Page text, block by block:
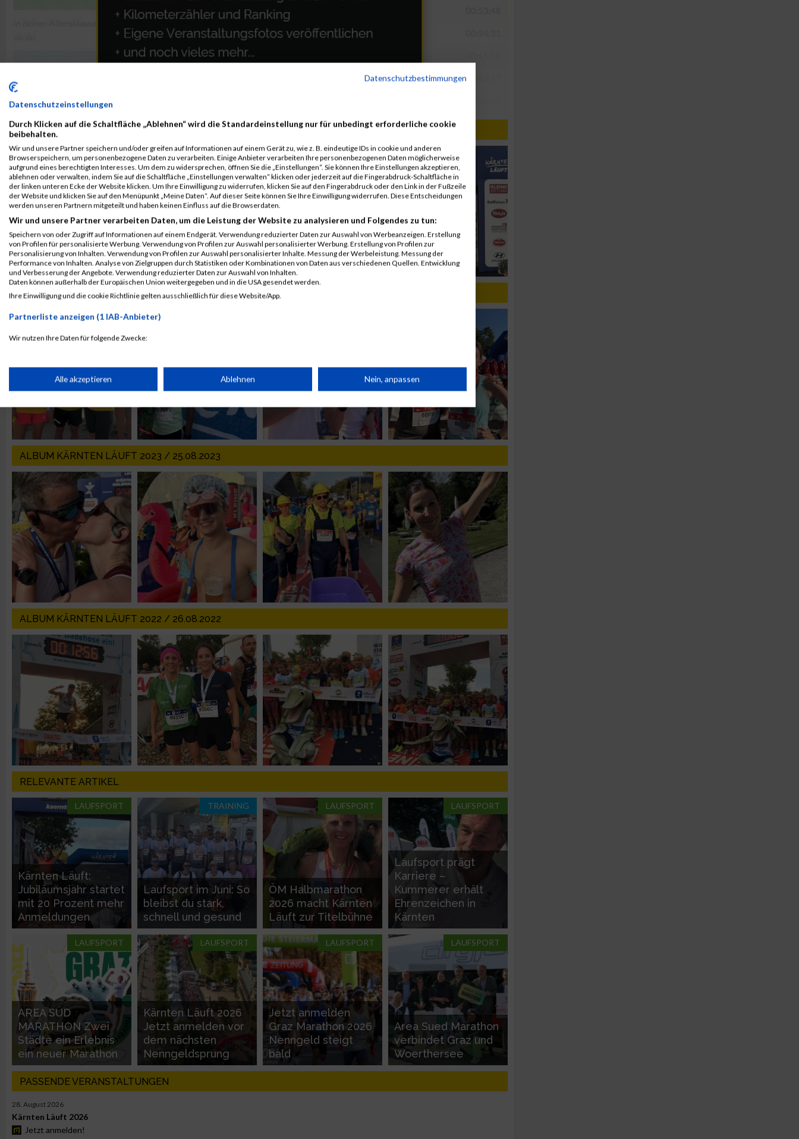
ALBUM KÄRNTEN LÄUFT / 31.08.2025
ALBUM KÄRNTEN LÄUFT 2024 / 25.08.2024
ALBUM KÄRNTEN LÄUFT 2023 / 25.08.2023
ALBUM KÄRNTEN LÄUFT 2022 / 26.08.2022
RELEVANTE ARTIKEL
LAUFSPORT
Kärnten Läuft:
Jubiläumsjahr startet
mit 20 Prozent mehr
Anmeldungen
TRAINING
Laufsport im Juni: So
bleibst du stark,
schnell und gesund
LAUFSPORT
ÖM Halbmarathon
2026 macht Kärnten
Läuft zur Titelbühne
LAUFSPORT
Laufsport prägt
Karriere –
Kummerer erhält
Ehrenzeichen in
Kärnten
LAUFSPORT
AREA SÜD
MARATHON Zwei
Städte ein Erlebnis
ein neuer Marathon
LAUFSPORT
Kärnten Läuft 2026
Jetzt anmelden vor
dem nächsten
Nenngeldsprung
LAUFSPORT
Jetzt anmelden
Graz Marathon 2026
Nenngeld steigt
bald
LAUFSPORT
Area Sued Marathon
verbindet Graz und
Woerthersee
PASSENDE VERANSTALTUNGEN
28. August 2026
Kärnten Läuft 2026
Jetzt anmelden!
Datenschutzbestimmungen
Datenschutzeinstellungen
Durch Klicken auf die Schaltfläche „Ablehnen“ wird die Standardeinstellung nur für unbedingt erforderliche cookie
beibehalten.
Wir und unsere Partner speichern und/oder greifen auf Informationen auf einem Gerät zu, wie z. B. eindeutige IDs in cookie und anderen
Browserspeichern, um personenbezogene Daten zu verarbeiten. Einige Anbieter verarbeiten Ihre personenbezogenen Daten möglicherweise
aufgrund eines berechtigten Interesses. Um dem zu widersprechen, öffnen Sie die „Einstellungen“. Sie können Ihre Einstellungen akzeptieren,
ablehnen oder verwalten, indem Sie auf die Schaltfläche „Einstellungen verwalten“ klicken oder jederzeit auf die Fingerabdruck-Schaltfläche in
der linken unteren Ecke der Website klicken. Um Ihre Einwilligung zu widerrufen, klicken Sie auf den Fingerabdruck oder den Link in der Fußzeile
der Website und klicken Sie auf den Menüpunkt „Meine Daten“. Auf dieser Seite können Sie Ihre Einwilligung widerrufen. Diese Entscheidungen
werden unseren Partnern mitgeteilt und haben keinen Einfluss auf die Browserdaten.
Wir und unsere Partner verarbeiten Daten, um die Leistung der Website zu analysieren und Folgendes zu tun:
Speichern von oder Zugriff auf Informationen auf einem Endgerät. Verwendung reduzierter Daten zur Auswahl von Werbeanzeigen. Erstellung
von Profilen für personalisierte Werbung. Verwendung von Profilen zur Auswahl personalisierter Werbung. Erstellung von Profilen zur
Personalisierung von Inhalten. Verwendung von Profilen zur Auswahl personalisierter Inhalte. Messung der Werbeleistung. Messung der
Performance von Inhalten. Analyse von Zielgruppen durch Statistiken oder Kombinationen von Daten aus verschiedenen Quellen. Entwicklung
und Verbesserung der Angebote. Verwendung reduzierter Daten zur Auswahl von Inhalten.
Daten können außerhalb der Europäischen Union weitergegeben und in die USA gesendet werden.
Ihre Einwilligung und die cookie Richtlinie gelten ausschließlich für diese Website/App.
Partnerliste anzeigen (1 IAB-Anbieter)
Wir nutzen Ihre Daten für folgende Zwecke:
Speichern von oder Zugriff auf Informationen auf einem Endgerät
Verwendung reduzierter Daten zur Auswahl von Werbeanzeigen
Erstellung von Profilen für personalisierte Werbung
Verwendung von Profilen zur Auswahl personalisierter Werbung
Erstellung von Profilen zur Personalisierung von Inhalten
Verwendung von Profilen zur Auswahl personalisierter Inhalte
Messung der Werbeleistung
Messung der Performance von Inhalten
Analyse von Zielgruppen durch Statistiken oder Kombinationen von Daten aus
verschiedenen Quellen
Entwicklung und Verbesserung der Angebote
Verwendung reduzierter Daten zur Auswahl von Inhalten
IAB-Besonderheiten:
Verwendung genauer Standortdaten
Geräte anhand von aktiv angeforderten Informationen identifizieren
Nicht-IAB-Verarbeitungszwecke:
Notwendig
Performance
Funktional
Werbung
Alle akzeptieren Ablehnen Nein, anpassen